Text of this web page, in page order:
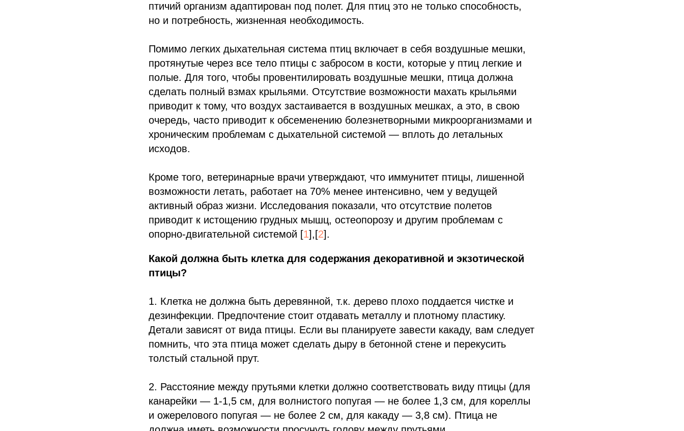
птичий организм адаптирован под полет. Для птиц это не только способность,
но и потребность, жизненная необходимость.
Помимо легких дыхательная система птиц включает в себя воздушные мешки,
протянутые через все тело птицы с забросом в кости, которые у птиц легкие и
полые. Для того, чтобы провентилировать воздушные мешки, птица должна
сделать полный взмах крыльями. Отсутствие возможности махать крыльями
приводит к тому, что воздух застаивается в воздушных мешках, а это, в свою
очередь, часто приводит к обсеменению болезнетворными микроорганизмами и
хроническим проблемам с дыхательной системой — вплоть до летальных
исходов.
Кроме того, ветеринарные врачи утверждают, что иммунитет птицы, лишенной
возможности летать, работает на 70% менее интенсивно, чем у ведущей
активный образ жизни. Исследования показали, что отсутствие полетов
приводит к истощению грудных мышц, остеопорозу и другим проблемам с
опорно-двигательной системой [1],[2].
Какой должна быть клетка для содержания декоративной и экзотической
птицы?
1. Клетка не должна быть деревянной, т.к. дерево плохо поддается чистке и
дезинфекции. Предпочтение стоит отдавать металлу и плотному пластику.
Детали зависят от вида птицы. Если вы планируете завести какаду, вам следует
помнить, что эта птица может сделать дыру в бетонной стене и перекусить
толстый стальной прут.
2. Расстояние между прутьями клетки должно соответствовать виду птицы (для
канарейки — 1-1,5 см, для волнистого попугая — не более 1,3 см, для кореллы
и ожерелового попугая — не более 2 см, для какаду — 3,8 см). Птица не